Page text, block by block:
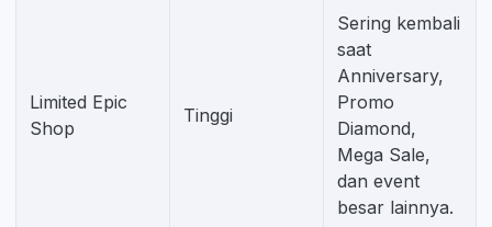
Limited Epic
Shop
Tinggi
Sering kembali
saat
Anniversary,
Promo
Diamond,
Mega Sale,
dan event
besar lainnya.